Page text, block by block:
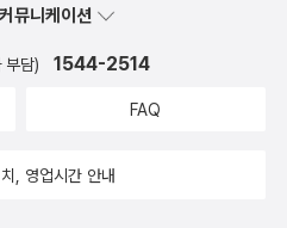
뮤니케이션
부담) 1544-2514
FAQ
, 영업시간 안내